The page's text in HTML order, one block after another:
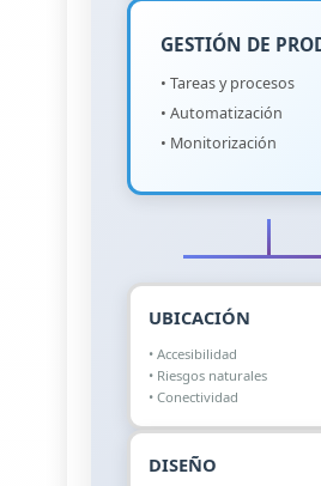
GESTIÓN DE
• Tareas y procesos
• Automatización
• Monitorización
UBICACIÓN
• Accesibilidad
• Riesgos naturales
• Conectividad
DISEÑO